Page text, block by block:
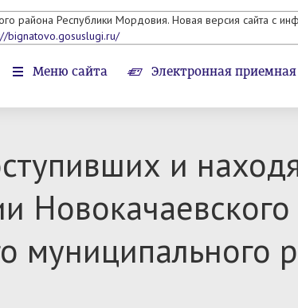
района Республики Мордовия. Новая версия сайта с
bignatovo.gosuslugi.ru/
Меню сайта Электронная приемная
и
Новокачаевского
муниципального